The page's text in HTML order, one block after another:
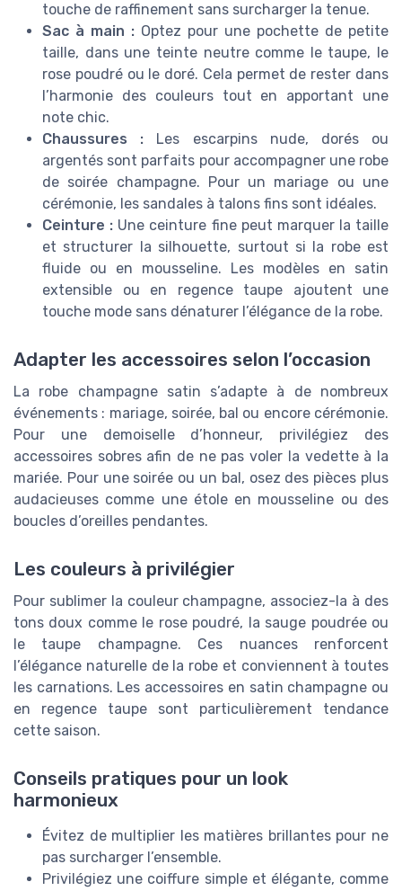
touche de raffinement sans surcharger la tenue.
Sac à main : Optez pour une pochette de petite
taille, dans une teinte neutre comme le taupe, le
rose poudré ou le doré. Cela permet de rester dans
l’harmonie des couleurs tout en apportant une
note chic.
Chaussures : Les escarpins nude, dorés ou
argentés sont parfaits pour accompagner une robe
de soirée champagne. Pour un mariage ou une
cérémonie, les sandales à talons fins sont idéales.
Ceinture : Une ceinture fine peut marquer la taille
et structurer la silhouette, surtout si la robe est
fluide ou en mousseline. Les modèles en satin
extensible ou en regence taupe ajoutent une
touche mode sans dénaturer l’élégance de la robe.
Adapter les accessoires selon l’occasion
La robe champagne satin s’adapte à de nombreux
événements : mariage, soirée, bal ou encore cérémonie.
Pour une demoiselle d’honneur, privilégiez des
accessoires sobres afin de ne pas voler la vedette à la
mariée. Pour une soirée ou un bal, osez des pièces plus
audacieuses comme une étole en mousseline ou des
boucles d’oreilles pendantes.
Les couleurs à privilégier
Pour sublimer la couleur champagne, associez-la à des
tons doux comme le rose poudré, la sauge poudrée ou
le taupe champagne. Ces nuances renforcent
l’élégance naturelle de la robe et conviennent à toutes
les carnations. Les accessoires en satin champagne ou
en regence taupe sont particulièrement tendance
cette saison.
Conseils pratiques pour un look
harmonieux
Évitez de multiplier les matières brillantes pour ne
pas surcharger l’ensemble.
Privilégiez une coiffure simple et élégante, comme